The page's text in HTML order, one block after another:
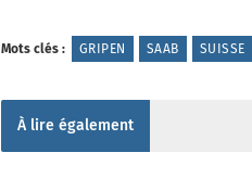
Mots clés : GRIPEN SAAB SUISSE
À lire également